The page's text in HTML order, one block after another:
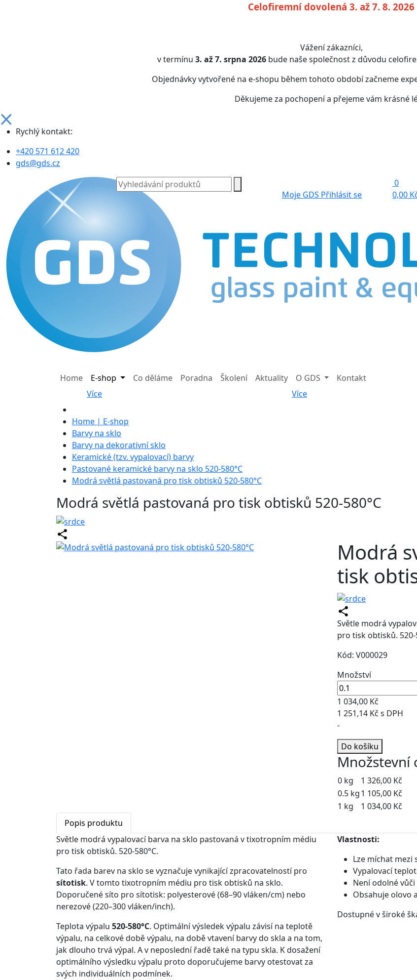
Celofiremní dovolená 3. až 7. 8. 2026
Vážení zákazníci,
v termínu 3. až 7. srpna 2026bude naše společnost z důvodu
Objednávky vytvořené na e-shopu během tohoto období začneme
Děkujeme za pochopení a přejeme vám krásné
Rychlý kontakt:
+420 571 612 420
gds@gds.cz
Moje GDS Přihlásit se
0
0,00
Home
E-shop
Více
Co děláme Poradna Školení Aktuality
O GDS
Více
Kontakt
Home | E-shop
Barvy na sklo
Barvy na dekorativní sklo
Keramické (tzv. vypalovací) barvy
Pastované keramické barvy na sklo 520-580°C
Modrá světlá pastovaná pro tisk obtisků 520-580°C
Modrá světlá pastovaná pro tisk obtisků 520-580°C
Modrá
tisk
Světle modrá
pro tisk obtisků. 520-
Kód: V000029
Množství
1 034,00 Kč
1 251,14 Kč s DPH
-
Do košíku
Množstevní
0 kg
1 326,00 Kč
0.5 kg1 105,00 Kč
1 kg
1 034,00 Kč
Popis produktu
Světle modrá vypalovací barva na sklo pastovaná v tixotropním médiu
pro tisk obtisků. 520-580°C.
Tato řada barev na sklo se vyznačuje vynikající zpracovatelností pro
sítotisk. V tomto tixotropním médiu pro tisk obtisků na sklo.
Doporučené síto pro sítotisk: polyesterové (68–90 vláken/cm) nebo
nerezové (220–300 vláken/inch).
Teplota výpalu 520-580°C. Optimální výsledek výpalu závisí na teplotě
výpalu, na celkové době výpalu, na době vtavení barvy do skla a na tom,
jak dlouho trvá výpal. A v neposlední řadě také na typu skla. K dosažení
optimálního výsledku výpalu proto doporučujeme barvy otestovat za
svých individuálních podmínek.
Vlastnosti:
Lze míchat mezi
Vypalovací
Není odolné
Obsahuje olovo
Dostupné v široké